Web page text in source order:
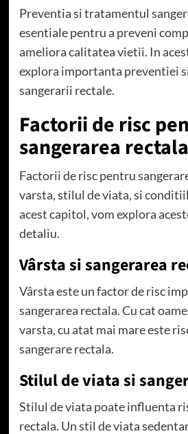
Preventia si tratamentul
esentiale pentru a preveni
ameliora calitatea vietii. In
explora importanta preventiei
sangerarii rectale.
Factorii de risc
sangerarea rectala
Factorii de risc pentru
varsta, stilul de viata, si
acest capitol, vom explora
detaliu.
Vârsta si sangerarea
Vârsta este un factor de risc
sangerarea rectala. Cu cat
varsta, cu atat mai mare este
sangerare rectala.
Stilul de viata si
Stilul de viata poate influenta
rectala. Un stil de viata